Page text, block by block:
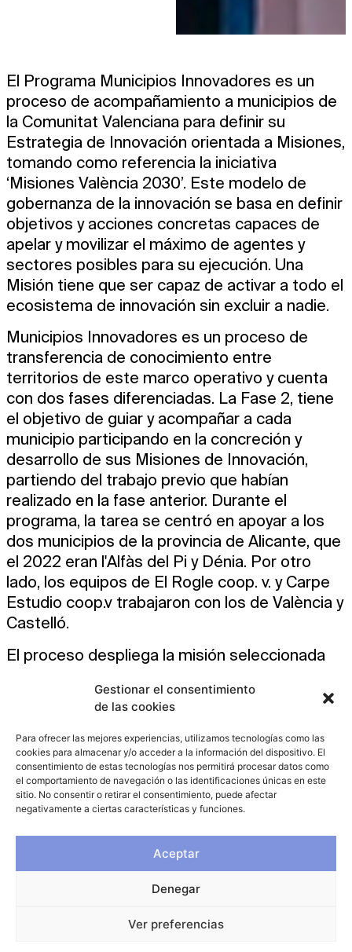
Gestionar el consentimiento
de las cookies
Para ofrecer las mejores experiencias, utilizamos tecnologías como las
cookies para almacenar y/o acceder a la información del dispositivo. El
consentimiento de estas tecnologías nos permitirá procesar datos como
el comportamiento de navegación o las identificaciones únicas en este
sitio. No consentir o retirar el consentimiento, puede afectar
negativamente a ciertas características y funciones.
Aceptar
Denegar
Ver preferencias
El Programa Municipios Innovadores es un
proceso de acompañamiento a municipios de
la Comunitat Valenciana para definir su
Estrategia de Innovación orientada a Misiones,
tomando como referencia la iniciativa
‘Misiones València 2030’. Este modelo de
gobernanza de la innovación se basa en definir
objetivos y acciones concretas capaces de
apelar y movilizar el máximo de agentes y
sectores posibles para su ejecución. Una
Misión tiene que ser capaz de activar a todo el
ecosistema de innovación sin excluir a nadie.
Municipios Innovadores es un proceso de
transferencia de conocimiento entre
territorios de este marco operativo y cuenta
con dos fases diferenciadas. La Fase 2, tiene
el objetivo de guiar y acompañar a cada
municipio participando en la concreción y
desarrollo de sus Misiones de Innovación,
partiendo del trabajo previo que habían
realizado en la fase anterior. Durante el
programa, la tarea se centró en apoyar a los
dos municipios de la provincia de Alicante, que
el 2022 eran l'Alfàs del Pi y Dénia. Por otro
lado, los equipos de El Rogle coop. v. y Carpe
Estudio coop.v trabajaron con los de València y
Castelló.
El proceso despliega la misión seleccionada
cartera de acciones transdisciplinarias para
lograr una meta audaz e inspiradora, a la vez
que cuantificable, que promueva la
transformación de los municipios hacia ese
horizonte a través de la innovación.